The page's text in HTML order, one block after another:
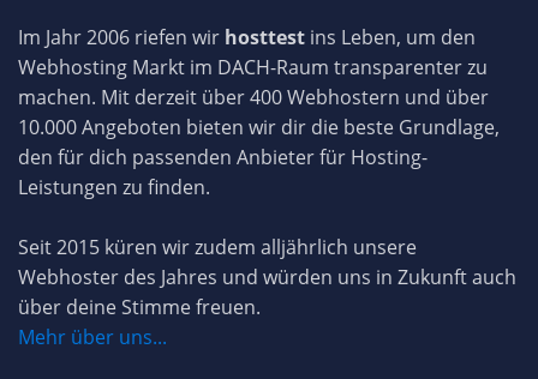
Im Jahr 2006 riefen wir hosttest ins Leben, um den
Webhosting Markt im DACH-Raum transparenter zu
machen. Mit derzeit über 400 Webhostern und über
10.000 Angeboten bieten wir dir die beste Grundlage,
den für dich passenden Anbieter für Hosting-
Leistungen zu finden.
Seit 2015 küren wir zudem alljährlich unsere
Webhoster des Jahres und würden uns in Zukunft auch
über deine Stimme freuen.
Mehr über uns...